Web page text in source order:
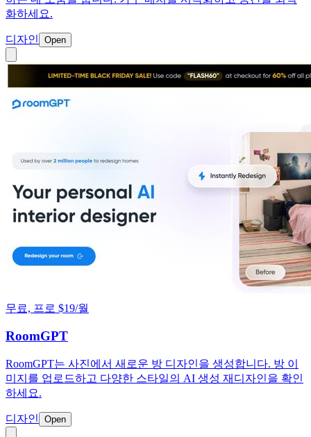
화하세요.
디자인 Open
무료, 프로 $19/월
RoomGPT
RoomGPT는 사진에서 새로운 방 디자인을 생성합니다. 방 이
미지를 업로드하고 다양한 스타일의 AI 생성 재디자인을 확인
하세요.
디자인 Open